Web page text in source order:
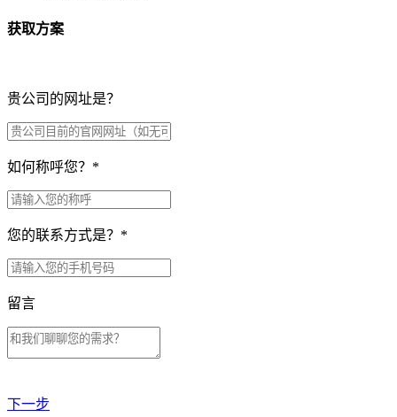
获取方案
贵公司的网址是？
如何称呼您？ *
您的联系方式是？ *
留言
下一步